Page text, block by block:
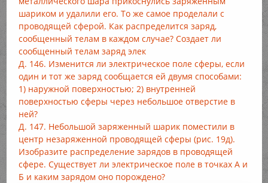
шариком и удалили его. То же самое проделали с
проводящей сферой. Как распределится заряд,
сообщенный телам в каждом случае? Создает ли
сообщенный телам заряд элек
Д. 146. Изменится ли электрическое поле сферы, если
один и тот же заряд сообщается ей двумя способами:
1) наружной поверхностью; 2) внутренней
поверхностью сферы через небольшое отверстие в
ней?
Д. 147. Небольшой заряженный шарик поместили в
центр незаряженной проводящей сферы (рис. 19д).
Изобразите распределение зарядов в проводящей
сфере. Существует ли электрическое поле в точках А и
Б и каким зарядом оно порождено?